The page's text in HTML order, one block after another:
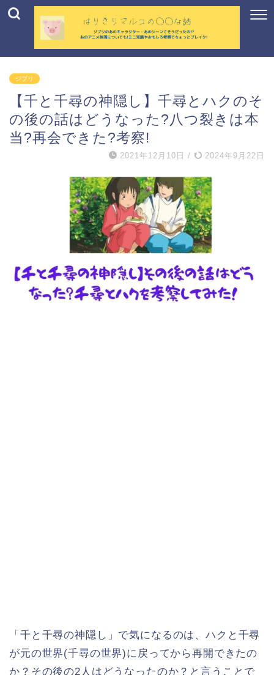
ジブリ
【千と千尋の神隠し】千尋とハクのそ
の後の話はどうなった?八つ裂きは本
当?再会できた?考察!
2021年12月10日 / 2024年9月22日
「千と千尋の神隠し」で気になるのは、ハクと千尋
が元の世界(千尋の世界)に戻ってから再開できたの
か？その後の2人はどうなったのか？と言うことで